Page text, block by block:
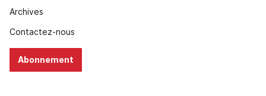
Archives
Contactez-nous
Abonnement